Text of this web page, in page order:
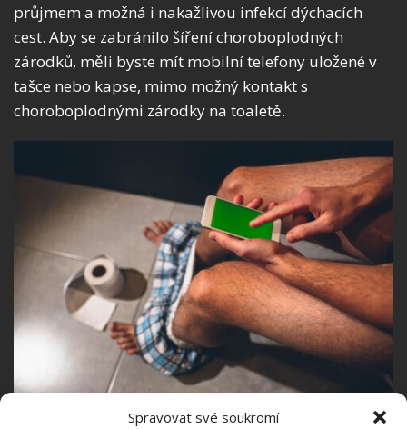
Spravovat své soukromí
průjmem a možná i nakažlivou infekcí dýchacích
cest. Aby se zabránilo šíření choroboplodných
zárodků, měli byste mít mobilní telefony uložené v
tašce nebo kapse, mimo možný kontakt s
choroboplodnými zárodky na toaletě.